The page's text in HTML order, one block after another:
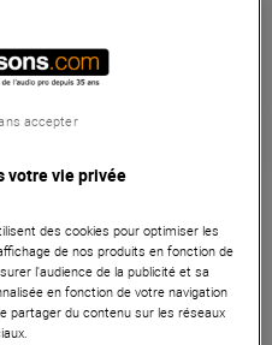
Apport initial :
Mensualités :
Coût de financement :
3 ans
une enceinte line array
l'installation, équipée de 16
votre vie privée
des cookies pour optimiser les
de nos produits en fonction de
l'audience de la publicité et sa
en fonction de votre navigation
partager du contenu sur les réseaux
accepter